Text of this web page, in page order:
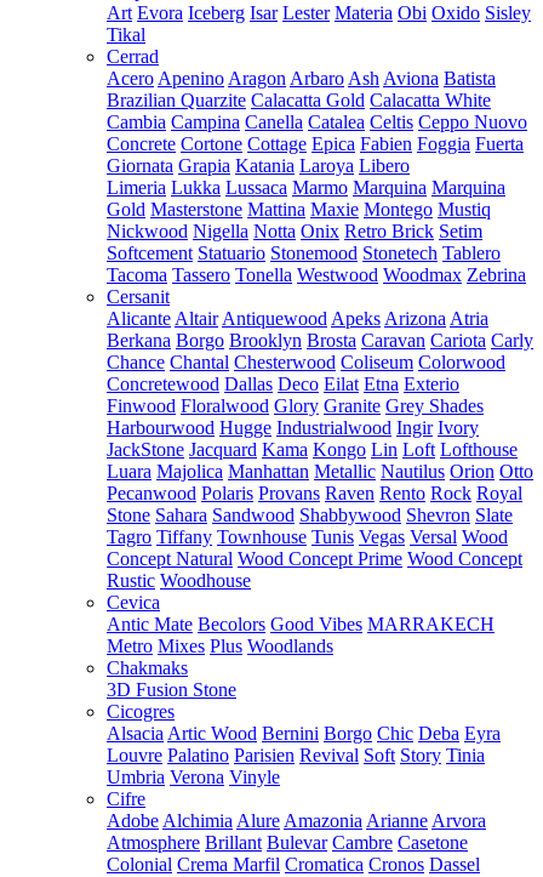
Art Evora Iceberg Isar Lester Materia Obi Oxido Sisley
Tikal
Cerrad
Acero Apenino Aragon Arbaro Ash Aviona Batista
Brazilian Quarzite Calacatta Gold Calacatta White
Cambia Campina Canella Catalea Celtis Ceppo Nuovo
Concrete Cortone Cottage Epica Fabien Foggia Fuerta
Giornata Grapia Katania Laroya Libero
Limeria Lukka Lussaca Marmo Marquina Marquina
Gold Masterstone Mattina Maxie Montego Mustiq
Nickwood Nigella Notta Onix Retro Brick Setim
Softcement Statuario Stonemood Stonetech Tablero
Tacoma Tassero Tonella Westwood Woodmax Zebrina
Cersanit
Alicante Altair Antiquewood Apeks Arizona Atria
Berkana Borgo Brooklyn Brosta Caravan Cariota Carly
Chance Chantal Chesterwood Coliseum Colorwood
Concretewood Dallas Deco Eilat Etna Exterio
Finwood Floralwood Glory Granite Grey Shades
Harbourwood Hugge Industrialwood Ingir Ivory
JackStone Jacquard Kama Kongo Lin Loft Lofthouse
Luara Majolica Manhattan Metallic Nautilus Orion Otto
Pecanwood Polaris Provans Raven Rento Rock Royal
Stone Sahara Sandwood Shabbywood Shevron Slate
Tagro Tiffany Townhouse Tunis Vegas Versal Wood
Concept Natural Wood Concept Prime Wood Concept
Rustic Woodhouse
Cevica
Antic Mate Becolors Good Vibes MARRAKECH
Metro Mixes Plus Woodlands
Chakmaks
3D Fusion Stone
Cicogres
Alsacia Artic Wood Bernini Borgo Chic Deba Eyra
Louvre Palatino Parisien Revival Soft Story Tinia
Umbria Verona Vinyle
Cifre
Adobe Alchimia Alure Amazonia Arianne Arvora
Atmosphere Brillant Bulevar Cambre Casetone
Colonial Crema Marfil Cromatica Cronos Dassel